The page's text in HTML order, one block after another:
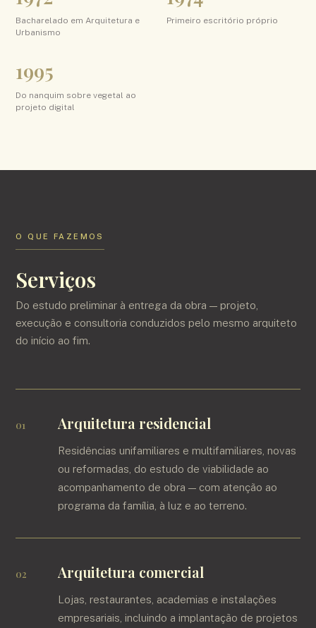
Bacharelado em Arquitetura e
Urbanismo
Primeiro escritório próprio
1995
Do nanquim sobre vegetal ao
projeto digital
O QUE FAZEMOS
Serviços
Do estudo preliminar à entrega da obra — projeto,
execução e consultoria conduzidos pelo mesmo arquiteto
do início ao fim.
Arquitetura residencial
Residências unifamiliares e multifamiliares, novas
ou reformadas, do estudo de viabilidade ao
acompanhamento de obra — com atenção ao
programa da família, à luz e ao terreno.
Arquitetura comercial
Lojas, restaurantes, academias e instalações
empresariais, incluindo a implantação de projetos